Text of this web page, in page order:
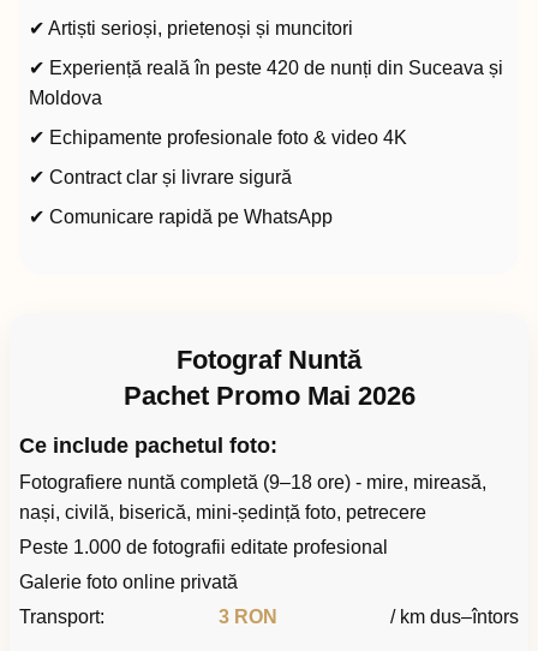
✔ Artiști serioși, prietenoși și muncitori
✔ Experiență reală în peste 420 de nunți din Suceava și
Moldova
✔ Echipamente profesionale foto & video 4K
✔ Contract clar și livrare sigură
✔ Comunicare rapidă pe WhatsApp
Fotograf Nuntă
Pachet Promo Mai 2026
Ce include pachetul foto:
Fotografiere nuntă completă (9–18 ore) - mire, mireasă,
nași, civilă, biserică, mini-ședință foto, petrecere
Peste 1.000 de fotografii editate profesional
Galerie foto online privată
Transport:
3 RON / km dus–întors